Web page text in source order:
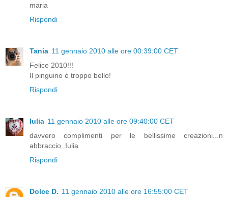
maria
Rispondi
Tania 11 gennaio 2010 alle ore 00:39:00 CET
Felice 2010!!!
Il pinguino è troppo bello!
Rispondi
Iulia 11 gennaio 2010 alle ore 09:40:00 CET
davvero complimenti per le bellissime creazioni...n
abbraccio..Iulia
Rispondi
Dolce D. 11 gennaio 2010 alle ore 16:55:00 CET